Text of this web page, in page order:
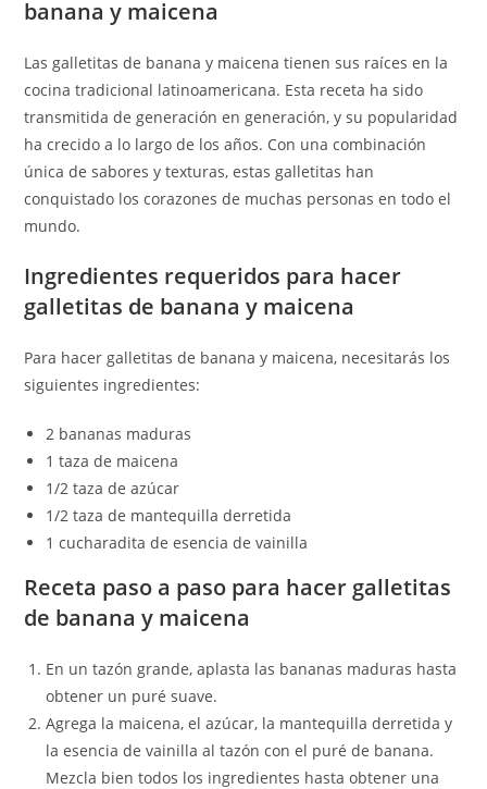
banana y maicena
Las galletitas de banana y maicena tienen sus raíces en la
cocina tradicional latinoamericana. Esta receta ha sido
transmitida de generación en generación, y su popularidad
ha crecido a lo largo de los años. Con una combinación
única de sabores y texturas, estas galletitas han
conquistado los corazones de muchas personas en todo el
mundo.
Ingredientes requeridos para hacer
galletitas de banana y maicena
Para hacer galletitas de banana y maicena, necesitarás los
siguientes ingredientes:
2 bananas maduras
1 taza de maicena
1/2 taza de azúcar
1/2 taza de mantequilla derretida
1 cucharadita de esencia de vainilla
Receta paso a paso para hacer galletitas
de banana y maicena
En un tazón grande, aplasta las bananas maduras hasta
obtener un puré suave.
Agrega la maicena, el azúcar, la mantequilla derretida y
la esencia de vainilla al tazón con el puré de banana.
Mezcla bien todos los ingredientes hasta obtener una